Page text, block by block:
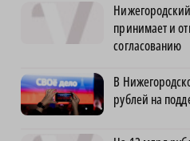
принимает и
согласованию
В
рублей на